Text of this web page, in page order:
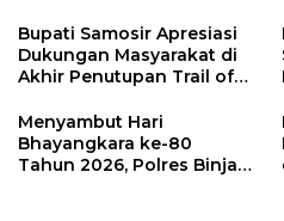
kerja sama program Desa
Binaan pemasyarakatan
Bupati Samosir Apresiasi
Dukungan Masyarakat di
Akhir Penutupan Trail of
Menyambut Hari
Bhayangkara ke-80
Tahun 2026, Polres Binjai